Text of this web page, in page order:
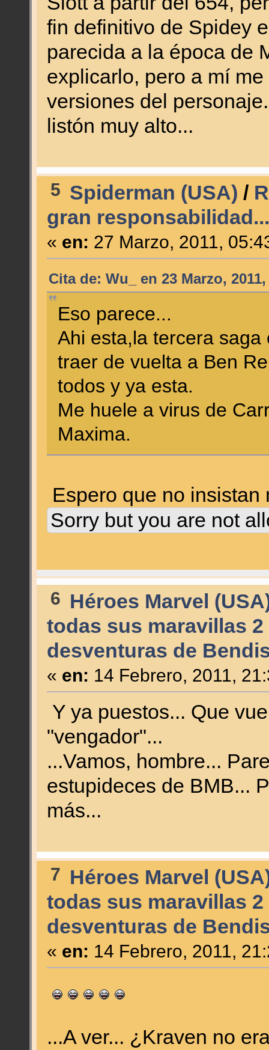
fin definitivo de Spidey
parecida a la época de
explicarlo, pero a mí
versiones del
listón muy alto...
5 Spiderman (USA) /
gran
« en: 27 Marzo, 2011,
Cita de: Wu_ en 23 Marzo,
Eso parece...
Ahi esta,la tercera
traer de vuelta a Ben
todos y ya esta.
Me huele a virus de
Maxima.
Espero que no insistan
Sorry but you are not
6 Héroes Marvel
todas sus maravillas 2
desventuras de
« en: 14 Febrero, 2011,
Y ya puestos... Que
"vengador"...
...Vamos, hombre...
estupideces de BMB...
más...
7 Héroes Marvel
todas sus maravillas 2
desventuras de
« en: 14 Febrero, 2011,
...A ver... ¿Kraven no